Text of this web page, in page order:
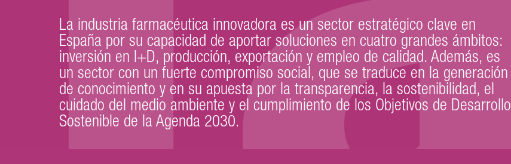
La industria farmacéutica innovadora es un sector estratégico clave en
España por su capacidad de aportar soluciones en cuatro grandes ámbitos:
inversión en I+D, producción, exportación y empleo de calidad. Además, es
un sector con un fuerte compromiso social, que se traduce en la generación
de conocimiento y en su apuesta por la transparencia, la sostenibilidad, el
cuidado del medio ambiente y el cumplimiento de los Objetivos de Desarrollo
Sostenible de la Agenda 2030.